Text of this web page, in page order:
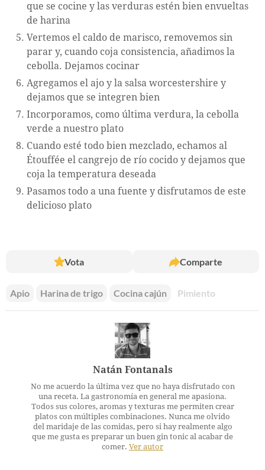
que se cocine y las verduras estén bien envueltas
de harina
Vertemos el caldo de marisco, removemos sin
parar y, cuando coja consistencia, añadimos la
cebolla. Dejamos cocinar
Agregamos el ajo y la salsa worcestershire y
dejamos que se integren bien
Incorporamos, como última verdura, la cebolla
verde a nuestro plato
Cuando esté todo bien mezclado, echamos al
Étouffée el cangrejo de río cocido y dejamos que
coja la temperatura deseada
Pasamos todo a una fuente y disfrutamos de este
delicioso plato
Vota Comparte
Apio Harina de trigo Cocina cajún Pimiento
Natán Fontanals
No me acuerdo la última vez que no haya disfrutado con
una receta. La gastronomía en general me apasiona.
Todos sus colores, aromas y texturas me permiten crear
platos con múltiples combinaciones. Nunca me olvido
del maridaje de las comidas, pero si hay realmente algo
que me gusta es preparar un buen gin tonic al acabar de
comer. Ver autor